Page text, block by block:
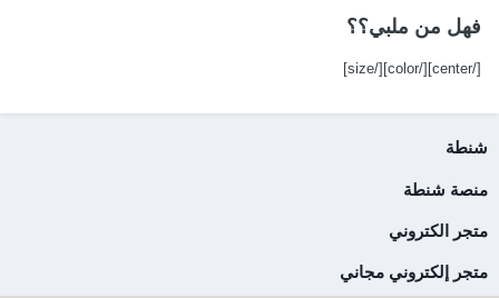
فهل من ملبي؟؟
[/center]
[/color]
[/size]
شنطة
منصة شنطة
متجر الكتروني
متجر إلكتروني مجاني